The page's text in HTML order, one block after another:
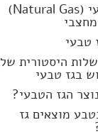
גז טבעי (Natural Gas)
טבעי
היסטורית של
בגז טבעי
הגז הטבעי?
מוצאים גז